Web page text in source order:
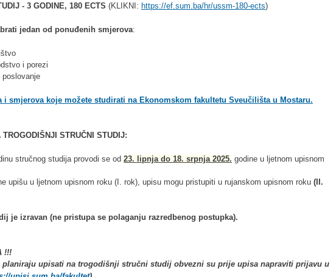
- 3 GODINE, 180 ECTS (KLIKNI: https://ef.sum.ba/hr/ussm-180-ects)
jedan od ponuđenih smjerova:
i porezi
i smjerova koje možete studirati na Ekonomskom fakultetu Sveučilišta u Mostaru.
STRUČNI STUDIJ:
stručnog studija provodi se od 23. lipnja do 18. srpnja 2025. godine u ljetnom upisnom
upišu u ljetnom upisnom roku (I. rok), upisu mogu pristupiti u rujanskom upisnom roku (II.
je izravan (ne pristupa se polaganju razredbenog postupka).
!!!
upisati na trogodišnji stručni studij obvezni su prije upisa napraviti prijavu u